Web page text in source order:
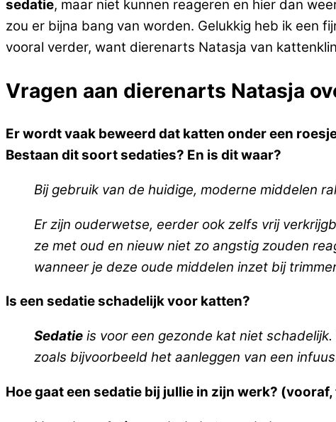
sedatie, maar niet kunnen reageren en hier dan
zou er bijna bang van worden. Gelukkig heb ik een
vooral verder, want dierenarts Natasja van
Vragen aan dierenarts Natasja
Er wordt vaak beweerd dat katten onder een
Bestaan dit soort sedaties? En is dit waar?
Bij gebruik van de huidige, moderne middelen
Er zijn ouderwetse, eerder ook zelfs vrij
ze met oud en nieuw niet zo angstig zouden
wanneer je deze oude middelen inzet bij
Is een sedatie schadelijk voor katten?
Sedatie is voor een gezonde kat niet
zoals bijvoorbeeld het aanleggen van een
Hoe gaat een sedatie bij jullie in zijn werk?